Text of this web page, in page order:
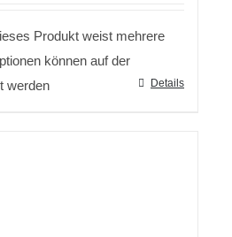
Produkt weist mehrere
können auf der
werden
Details